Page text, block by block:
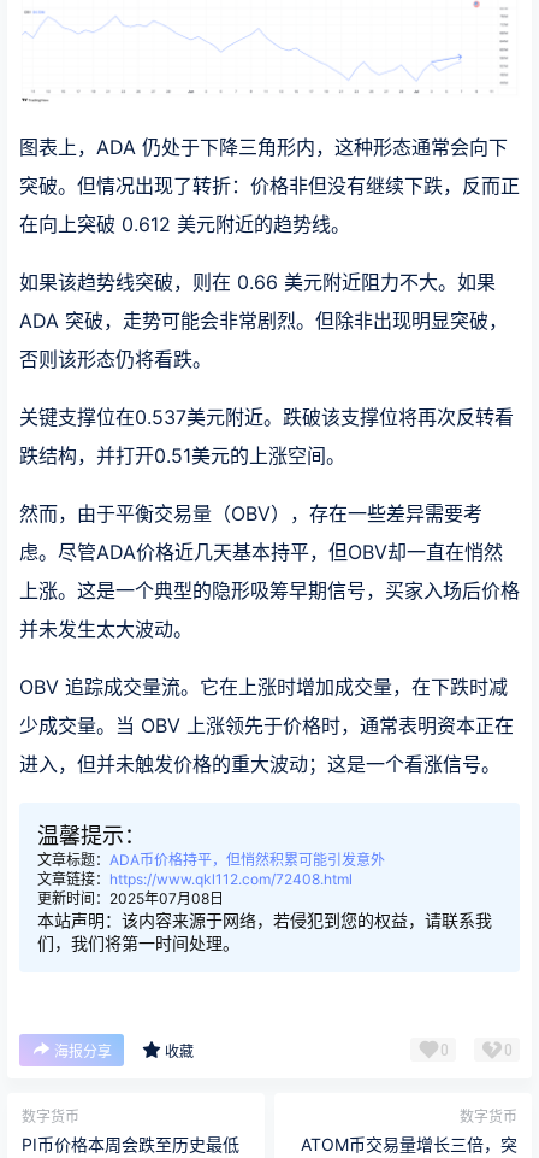
图表上，ADA 仍处于下降三角形内，这种形态通常会向下
突破。但情况出现了转折：价格非但没有继续下跌，反而正
在向上突破 0.612 美元附近的趋势线。
如果该趋势线突破，则在 0.66 美元附近阻力不大。如果
ADA 突破，走势可能会非常剧烈。但除非出现明显突破，
否则该形态仍将看跌。
关键支撑位在0.537美元附近。跌破该支撑位将再次反转看
跌结构，并打开0.51美元的上涨空间。
然而，由于平衡交易量（OBV），存在一些差异需要考
虑。尽管ADA价格近几天基本持平，但OBV却一直在悄然
上涨。这是一个典型的隐形吸筹早期信号，买家入场后价格
并未发生太大波动。
OBV 追踪成交量流。它在上涨时增加成交量，在下跌时减
少成交量。当 OBV 上涨领先于价格时，通常表明资本正在
进入，但并未触发价格的重大波动；这是一个看涨信号。
温馨提示：
文章标题： ADA币价格持平，但悄然积累可能引发意外
文章链接： https://www.qkl112.com/72408.html
更新时间：2025年07月08日
本站声明：该内容来源于网络，若侵犯到您的权益，请联系我
们，我们将第一时间处理。
海报分享 收藏 0 0
数字货币
PI币价格本周会跌至历史最低
数字货币
ATOM币交易量增长三倍，突